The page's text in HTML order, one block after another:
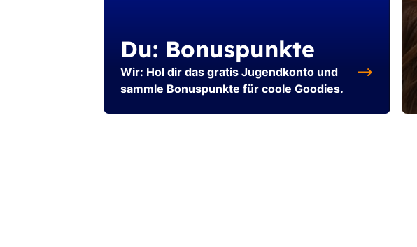
Du: Bonuspunkte
Wir: Hol dir das gratis Jugendkonto und
sammle Bonuspunkte für coole Goodies.